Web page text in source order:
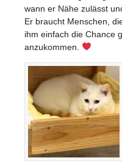
wann er Nähe zulässt
Er braucht Menschen,
ihm einfach die Chance
anzukommen.